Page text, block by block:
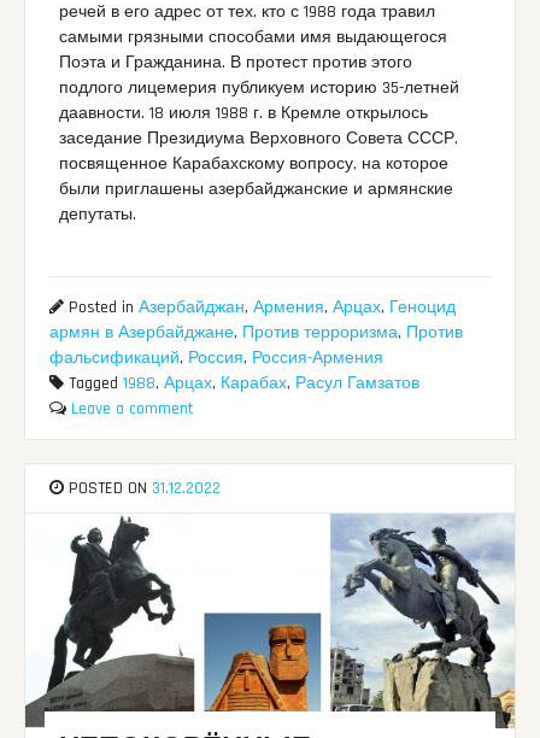
речей в его адрес от тех, кто с 1988 года травил
самыми грязными способами имя выдающегося
Поэта и Гражданина. В протест против этого
подлого лицемерия публикуем историю 35-летней
даавности. 18 июля 1988 г. в Кремле открылось
заседание Президиума Верховного Совета СССР,
посвященное Карабахскому вопросу, на которое
были приглашены азербайджанские и армянские
депутаты.
Posted inАзербайджан,Армения,Арцах, Геноцид
армян в Азербайджане, Против терроризма, Против
фальсификаций, Россия, Россия-Армения
Tagged1988,Арцах, Карабах, Расул Гамзатов
Leave a comment
POSTED ON 31.12.2022